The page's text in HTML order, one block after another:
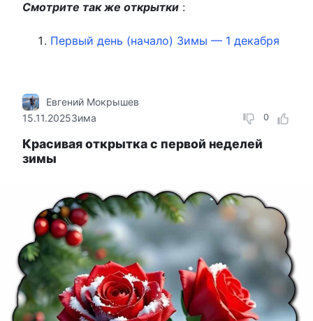
Смотрите так же открытки :
Первый день (начало) Зимы — 1 декабря
0
Евгений Мокрышев
15.11.2025Зима
Красивая открытка с первой неделей
зимы